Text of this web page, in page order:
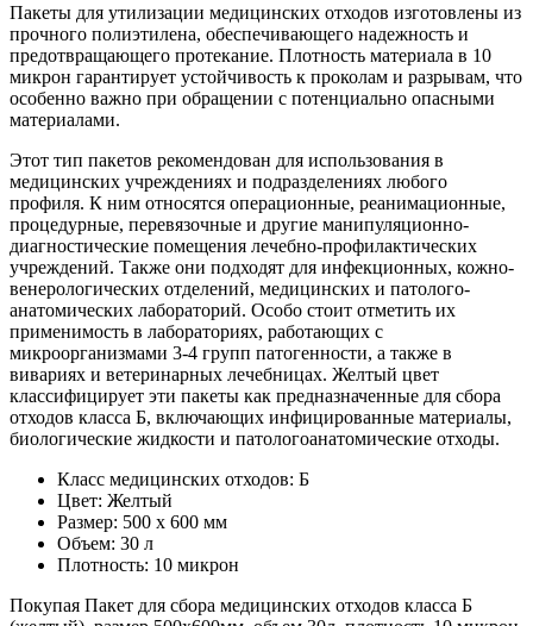
Пакеты для утилизации медицинских отходов изготовлены из
прочного полиэтилена, обеспечивающего надежность и
предотвращающего протекание. Плотность материала в 10
микрон гарантирует устойчивость к проколам и разрывам, что
особенно важно при обращении с потенциально опасными
материалами.
Этот тип пакетов рекомендован для использования в
медицинских учреждениях и подразделениях любого
профиля. К ним относятся операционные, реанимационные,
процедурные, перевязочные и другие манипуляционно-
диагностические помещения лечебно-профилактических
учреждений. Также они подходят для инфекционных, кожно-
венерологических отделений, медицинских и патолого-
анатомических лабораторий. Особо стоит отметить их
применимость в лабораториях, работающих с
микроорганизмами 3-4 групп патогенности, а также в
вивариях и ветеринарных лечебницах. Желтый цвет
классифицирует эти пакеты как предназначенные для сбора
отходов класса Б, включающих инфицированные материалы,
биологические жидкости и патологоанатомические отходы.
Класс медицинских отходов: Б
Цвет: Желтый
Размер: 500 х 600 мм
Объем: 30 л
Плотность: 10 микрон
Покупая Пакет для сбора медицинских отходов класса Б